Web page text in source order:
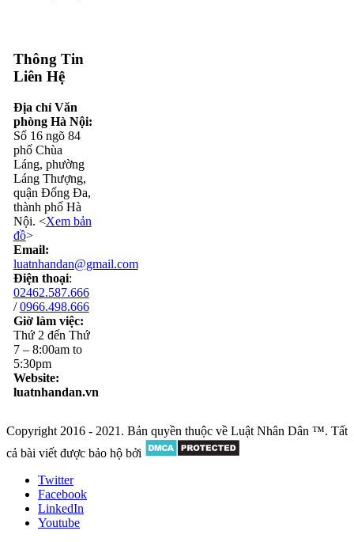
Thông Tin
Liên Hệ
Địa chỉ Văn
phòng Hà Nội:
Số 16 ngõ 84
phố Chùa
Láng, phường
Láng Thượng,
quận Đống Đa,
thành phố Hà
Nội. <Xem bản
đồ>
Email:
luatnhandan@gmail.com
Điện thoại:
02462.587.666
/0966.498.666
Giờ làm việc:
Thứ 2 đến Thứ
7 – 8:00am to
5:30pm
Website:
luatnhandan.vn
Copyright 2016 - 2021. Bản quyền thuộc về Luật Nhân Dân ™. Tất
cả bài viết được bảo hộ bởi
Twitter
Facebook
LinkedIn
Youtube